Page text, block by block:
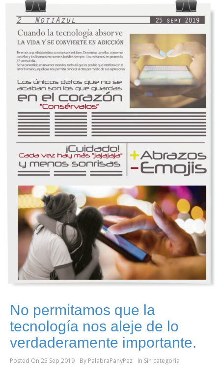
No permitamos que la
tecnología nos aleje de lo
verdaderamente importante.
Posted On 25 Sep 2019 By PalabraPanyPez In Sin categoría